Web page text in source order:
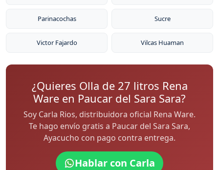
Parinacochas Sucre
Victor Fajardo Vilcas Huaman
¿Quieres Olla de 27 litros Rena
Ware en Paucar del Sara Sara?
Soy Carla Rios, distribuidora oficial Rena Ware.
Te hago envío gratis a Paucar del Sara Sara,
Ayacucho con pago contra entrega.
Hablar con Carla